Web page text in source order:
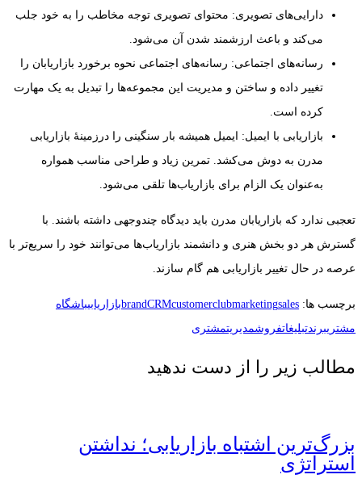
دارایی‌های تصویری: محتوای تصویری توجه مخاطب را به خود جلب
می‌کند و باعث ارزشمند شدن آن می‌شود.
رسانه‌های اجتماعی: رسانه‌های اجتماعی نحوه برخورد بازاریابان را
تغییر داده و ساختن و مدیریت این مجموعه‌ها را تبدیل به یک مهارت
کرده است.
بازاریابی با ایمیل: ایمیل همیشه بار سنگینی را درزمینهٔ بازاریابی
مدرن به دوش می‌کشد. تمرین زیاد و طراحی مناسب همواره
به‌عنوان یک الزام برای بازاریاب‌ها تلقی می‌شود.
تعجبی ندارد که بازاریابان مدرن باید دیدگاه چندوجهی داشته باشند. با
گسترش هر دو بخش هنری و دانشمند بازاریاب‌ها می‌توانند خود را سریع‌تر با
عرصه در حال تغییر بازاریابی هم گام سازند.
برچسب ها: brandCRMcustomerclubmarketingsales بازاریابیباشگاه
مشتریبرندتبلیغاتفروشمدیریتمشتری
مطالب زیر را از دست ندهید
بزرگ‌ترین اشتباه بازاریابی؛ نداشتن
استراتژی